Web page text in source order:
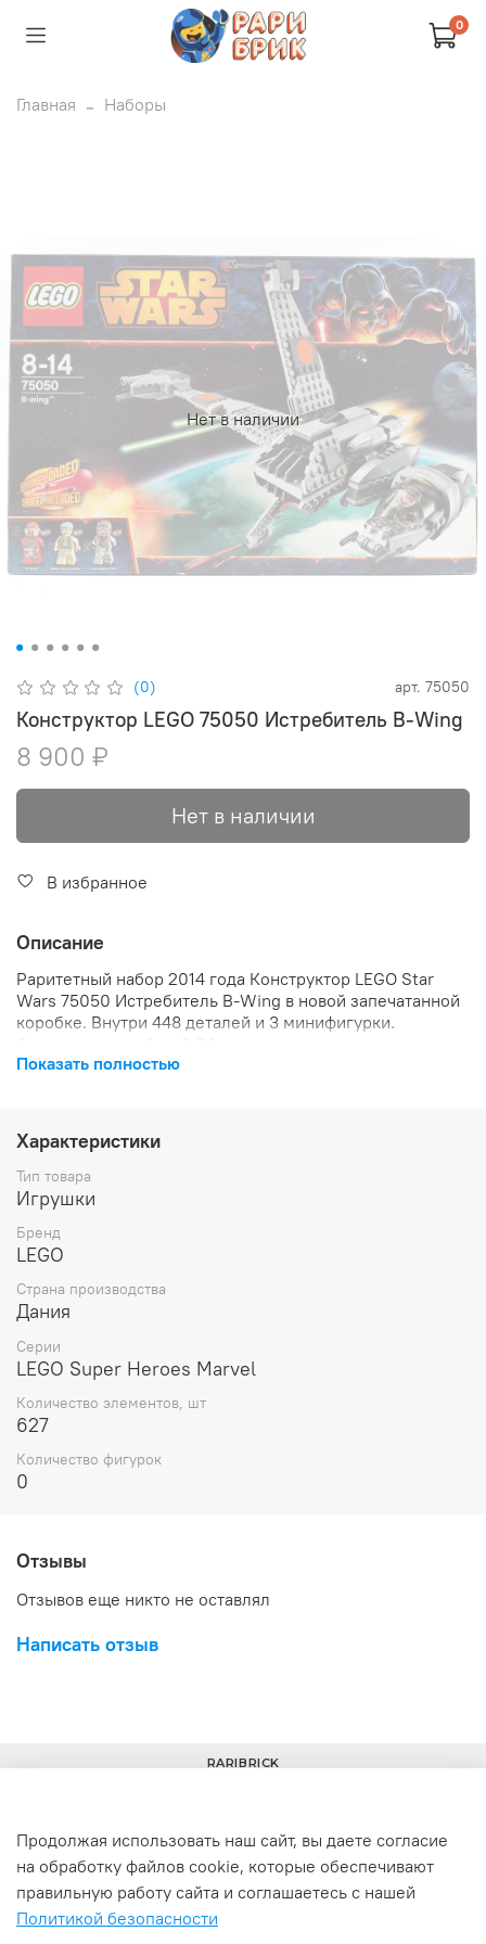
0
Главная Наборы
Нет в наличии
(0) арт. 75050
Конструктор LEGO 75050 Истребитель B-Wing
8 900 ₽
Нет в наличии
В избранное
Описание
Раритетный набор 2014 года Конструктор LEGO Star
Wars 75050 Истребитель B-Wing в новой запечатанной
коробке. Внутри 448 деталей и 3 минифигурки.
Показать полностью
Характеристики
Тип товара
Игрушки
Бренд
LEGO
Страна производства
Дания
Серии
LEGO Super Heroes Marvel
Количество элементов, шт
627
Количество фигурок
0
Отзывы
Отзывов еще никто не оставлял
Написать отзыв
+7(977) 633-00-30
info@raribrick.ru
г. Москва, Перерва ул., 52, стр. 1
RARIBRICK
Продолжая использовать наш сайт, вы даете согласие
на обработку файлов cookie, которые обеспечивают
правильную работу сайта и соглашаетесь с нашей
Политикой безопасности